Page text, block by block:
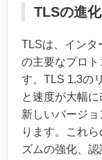
TLSの進
TLSは、インタ
の主要なプロト
す。TLS 1.3の
と速度が大幅
新しいバージ
ります。これ
ズムの強化、